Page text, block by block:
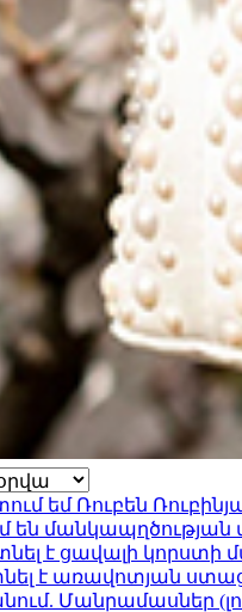
Ռուբեն
մանկապղծության
է ցավալի կորստի
է առավոտյան
Մանրամասներ